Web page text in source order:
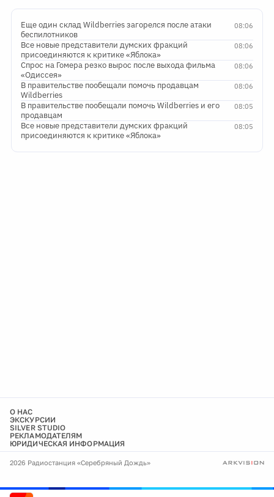
08:06
Еще один склад Wildberries загорелся после атаки
беспилотников
08:06
Все новые представители думских фракций
присоединяются к критике «Яблока»
08:06
Спрос на Гомера резко вырос после выхода фильма
«Одиссея»
08:06
В правительстве пообещали помочь продавцам
Wildberries
08:05
В правительстве пообещали помочь Wildberries и его
продавцам
08:05
Все новые представители думских фракций
присоединяются к критике «Яблока»
О НАС
ЭКСКУРСИИ
SILVER STUDIO
РЕКЛАМОДАТЕЛЯМ
ЮРИДИЧЕСКАЯ ИНФОРМАЦИЯ
2026 Радиостанция «Серебряный Дождь»